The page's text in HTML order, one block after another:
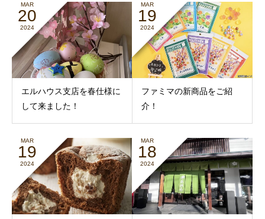
MAR
20
2024
エルハウス支店を春仕様に
して来ました！
MAR
19
2024
ファミマの新商品をご紹
介！
MAR
19
2024
MAR
18
2024